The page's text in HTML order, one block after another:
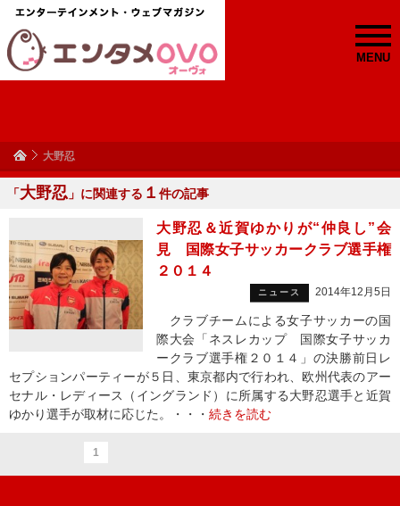
MENU
大野忍
「大野忍 」に関連する １ 件の記事
大野忍＆近賀ゆかりが“仲良し”会
見 国際女子サッカークラブ選手権
２０１４
ニュース 2014年12月5日
クラブチームによる女子サッカーの国
際大会「ネスレカップ 国際女子サッカ
ークラブ選手権２０１４」の決勝前日レ
セプションパーティーが５日、東京都内で行われ、欧州代表のアー
セナル・レディース（イングランド）に所属する大野忍選手と近賀
ゆかり選手が取材に応じた。・・・ 続きを読む
1